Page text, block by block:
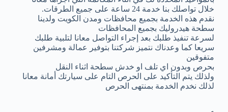
خلال تواصلك بنا خدمة 24 ساعة على جميع الطرقات.
نقدم هذه الخدمة بجميع محافظات ومدن الكويت ولدينا
سطحة هيدروليك بجميع المحافظات
لسرعة تنفيذ طلبك بعد إجراء التواصل معانا لتلبية طلبك
سريعا كما وعدناك نتميز شركتنا بتوفير عمالة ومشرفين
متفوقين
بحرص وبدون اي تلف او خدش سطحة اثناء النقل
ولذلك يتم التأكيد على الحرص التام على سيارتك أمانة معانا
لذلك نخدم الخدمة بمنتهى الحرص